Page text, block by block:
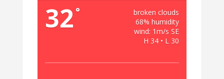
32 °
broken clouds
68% humidity
wind: 1m/s SE
H 34 • L 30